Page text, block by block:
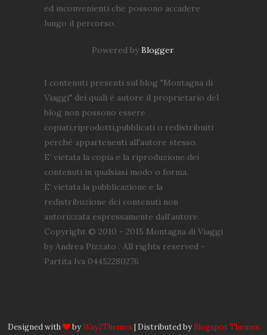
ed inconvenienti che possono accadere
lungo il percorso.
Powered byBlogger.
I contenuti presenti sul blog "Montagna di
Viaggi" dei quali è autore il proprietario del
blog non possono essere
copiati,riprodotti,pubblicati o redistribuiti
perché appartenenti all'autore stesso.
E’ vietata la copia e la riproduzione dei
contenuti in qualsiasi modo o forma.
E’ vietata la pubblicazione e la
redistribuzione dei contenuti non
autorizzata espressamente dall’autore.
Copyright © 2010 - 2015 Montagna di Viaggi
by Andrea Pizzato . All rights reserved -
Partita Iva 04452280276
Designed with byWay2Themes | Distributed by Blogspot Themes